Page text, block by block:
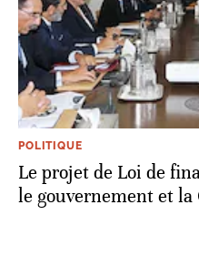
POLITIQUE
Le projet de Loi de
le gouvernement et la